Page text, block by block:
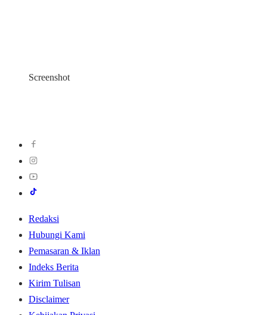
Screenshot
Redaksi
Hubungi Kami
Pemasaran & Iklan
Indeks Berita
Kirim Tulisan
Disclaimer